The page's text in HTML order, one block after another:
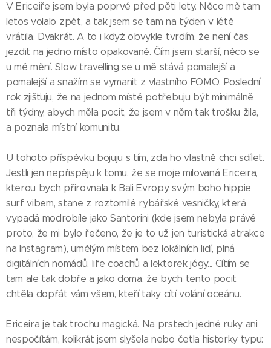
V Ericeiře jsem byla poprvé před pěti lety. Něco mě tam
letos volalo zpět, a tak jsem se tam na týden v létě
vrátila. Dvakrát. A to i když obvykle tvrdím, že není čas
jezdit na jedno místo opakovaně. Čím jsem starší, něco se
u mě mění. Slow travelling se u mě stává pomalejší a
pomalejší a snažím se vymanit z vlastního FOMO. Poslední
rok zjišťuju, že na jednom místě potřebuju být minimálně
tři týdny, abych měla pocit, že jsem v něm tak trošku žila,
a poznala místní komunitu.
U tohoto příspěvku bojuju s tím, zda ho vlastně chci sdílet.
Jestli jen nepřispěju k tomu, že se moje milovaná Ericeira,
kterou bych přirovnala k Bali Evropy svým boho hippie
surf vibem, stane z roztomilé rybářské vesničky, která
vypadá modrobíle jako Santorini (kde jsem nebyla právě
proto, že mi bylo řečeno, že je to už jen turistická atrakce
na Instagram), umělým místem bez lokálních lidí, plná
digitálních nomádů, life coachů a lektorek jógy... Cítím se
tam ale tak dobře a jako doma, že bych tento pocit
chtěla dopřát vám všem, kteří taky cítí volání oceánu.
Ericeira je tak trochu magická. Na prstech jedné ruky ani
nespočítám, kolikrát jsem slyšela nebo četla historky typu: